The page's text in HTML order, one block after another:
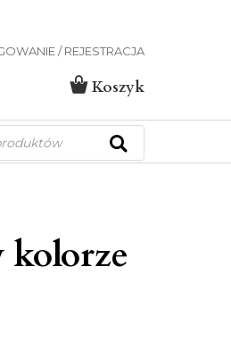
/ REJESTRACJA
Koszyk
kolorze